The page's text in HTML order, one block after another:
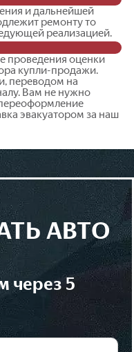
и дальнейшей
ремонту то
реализацией.
проведения оценки
купли-продажи.
переводом на
Вам не нужно
эвакуатором за наш
АВТО